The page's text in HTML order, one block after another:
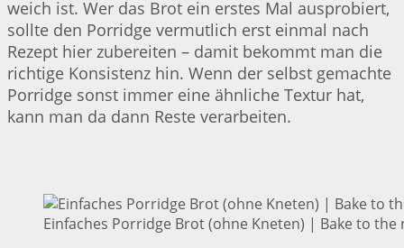
weich ist. Wer das Brot ein erstes Mal ausprobiert,
sollte den Porridge vermutlich erst einmal nach
Rezept hier zubereiten – damit bekommt man die
richtige Konsistenz hin. Wenn der selbst gemachte
Porridge sonst immer eine ähnliche Textur hat,
kann man da dann Reste verarbeiten.
Einfaches Porridge Brot (ohne Kneten) | Bake to the